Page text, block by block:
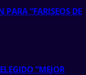
PARA “FARISEOS DE
“MEJOR